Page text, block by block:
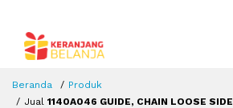
Beranda
Produk
Jual 1140A046 GUIDE, CHAIN LOOSE SIDE